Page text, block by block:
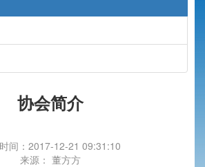
协会简介
间：2017-12-21 09:31:10
来源： 董方方